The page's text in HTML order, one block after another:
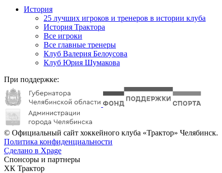
История
25 лучших игроков и тренеров в истории клуба
История Трактора
Все игроки
Все главные тренеры
Клуб Валерия Белоусова
Клуб Юрия Шумакова
При поддержке:
© Официальный сайт хоккейного клуба «Трактор» Челябинск.
Политика конфиденциальности
Сделано в Xpage
Спонсоры и партнеры
ХК Трактор